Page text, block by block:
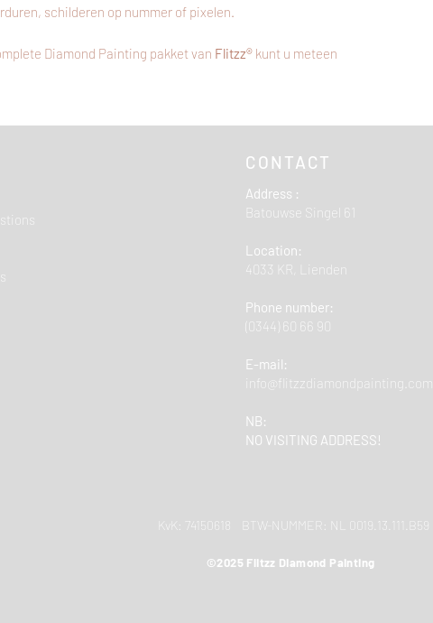
schilderen op nummer of pixelen.
Diamond Painting pakket van Flitzz® kunt u meteen
CONTACT
Address :
Batouwse Singel 61
Location:
4033 KR, Lienden
Phone number:
(0344) 60 66 90
E-mail:
info@flitzzdiamondpainting.com
NB:
NO VISITING ADDRESS!
KvK: 74150618 BTW-NUMMER: NL 0019.13.111.B59
©2025 Flitzz Diamond Painting